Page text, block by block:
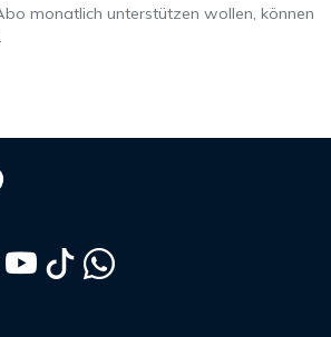
monatlich unterstützen wollen, können